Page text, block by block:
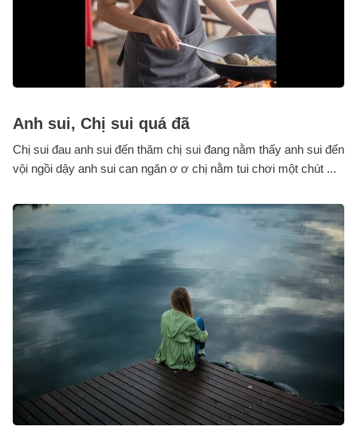
Anh sui, Chị sui quá đã
Chị sui đau anh sui đến thăm chị sui đang nằm thấy anh sui đến
vội ngồi dậy anh sui can ngăn ơ ơ chị nằm tui chơi một chút ...